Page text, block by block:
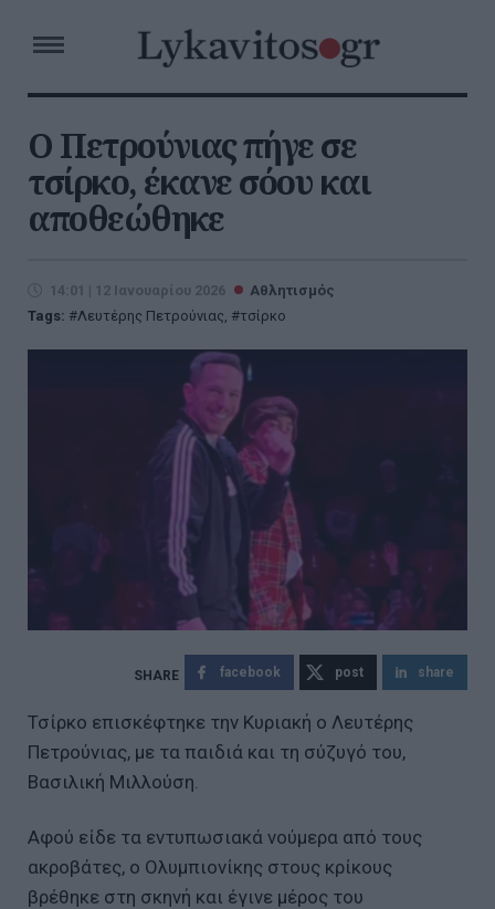
Ο Πετρούνιας πήγε σε
τσίρκο, έκανε σόου και
αποθεώθηκε
14:01 | 12 Ιανουαρίου 2026
Αθλητισμός
Tags:
Λευτέρης Πετρούνιας, τσίρκο
facebook post share
Τσίρκο επισκέφτηκε την Κυριακή ο Λευτέρης
Πετρούνιας, με τα παιδιά και τη σύζυγό του,
Βασιλική Μιλλούση.
Αφού είδε τα εντυπωσιακά νούμερα από τους
ακροβάτες, ο Ολυμπιονίκης στους κρίκους
βρέθηκε στη σκηνή και έγινε μέρος του